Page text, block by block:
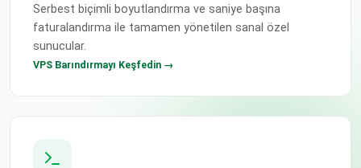
Serbest biçimli boyutlandırma ve saniye başına
faturalandırma ile tamamen yönetilen sanal özel
sunucular.
VPS Barındırmayı Keşfedin →